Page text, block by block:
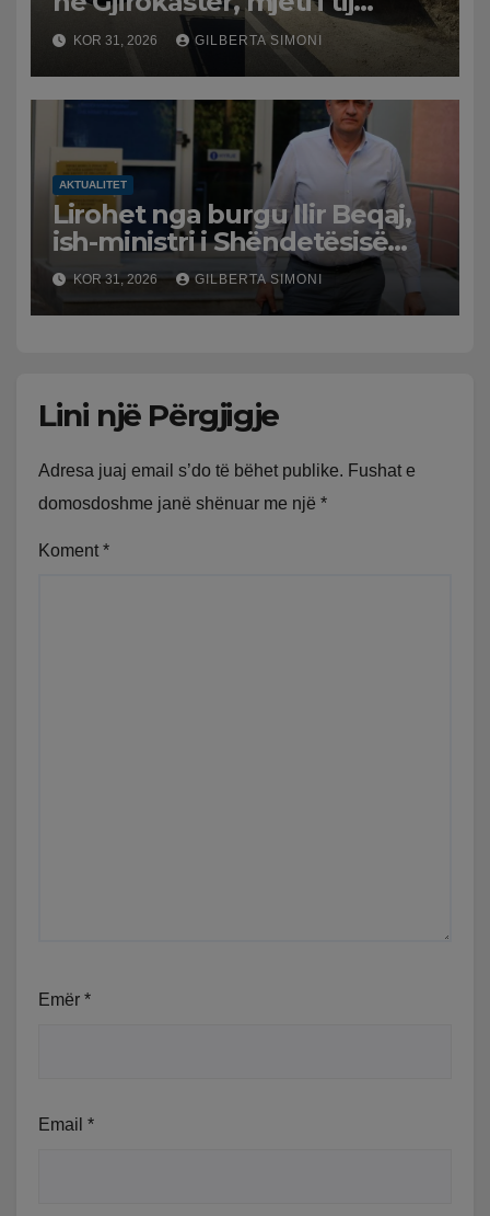
përplaset me atë të klerikut
bektashian
KOR 31, 2026 GILBERTA SIMONI
AKTUALITET
Lirohet nga burgu Ilir Beqaj,
ish-ministri i Shëndetësisë
‘kthehet’ në shtëpi, GJKKO i
ndryshon masën e arrestit
KOR 31, 2026 GILBERTA SIMONI
Lini një Përgjigje
Adresa juaj email s’do të bëhet publike. Fushat e
domosdoshme janë shënuar me një *
Koment *
Emër *
Email *